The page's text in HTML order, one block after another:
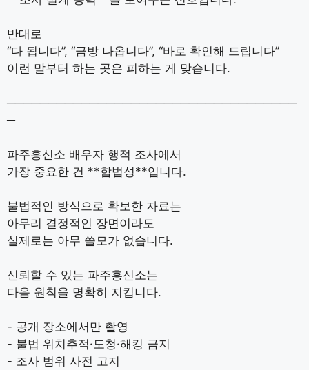
반대로
“다 됩니다”, “금방 나옵니다”, “바로 확인해 드립니다”
이런 말부터 하는 곳은 피하는 게 맞습니다.
───────────────────────────────────
─
파주흥신소 배우자 행적 조사에서
가장 중요한 건 **합법성**입니다.
불법적인 방식으로 확보한 자료는
아무리 결정적인 장면이라도
실제로는 아무 쓸모가 없습니다.
신뢰할 수 있는 파주흥신소는
다음 원칙을 명확히 지킵니다.
- 공개 장소에서만 촬영
- 불법 위치추적·도청·해킹 금지
- 조사 범위 사전 고지